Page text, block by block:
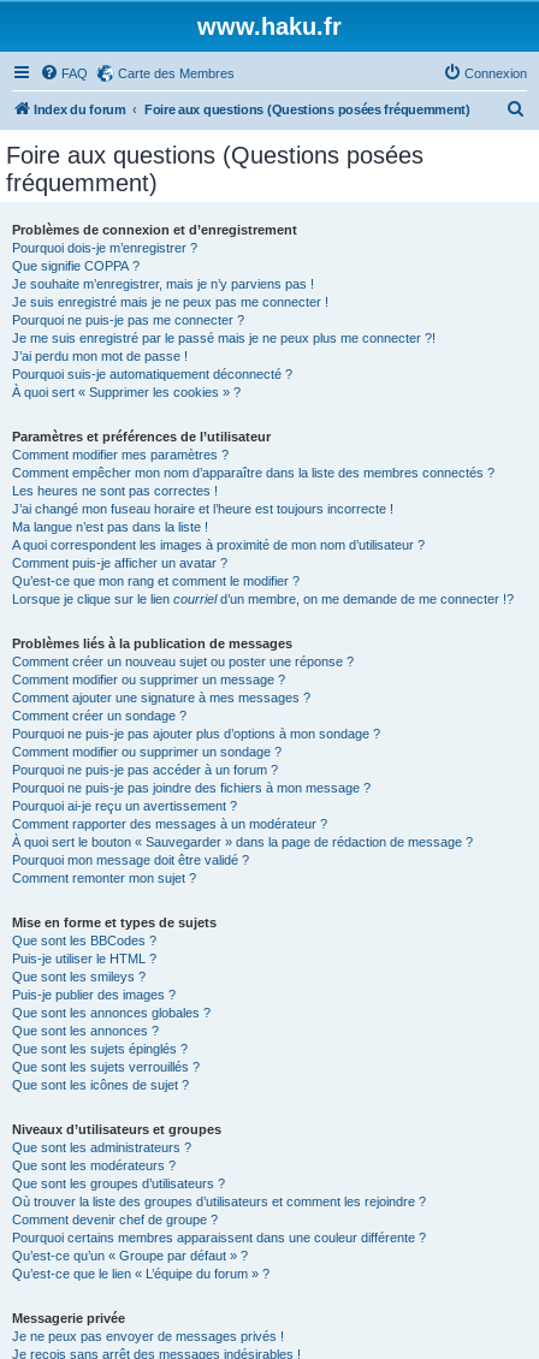
www.haku.fr
FAQ Carte des Membres Connexion
Index du forum Foire aux questions (Questions posées fréquemment)
Foire aux questions (Questions posées
fréquemment)
Problèmes de connexion et d’enregistrement
Pourquoi dois-je m’enregistrer ?
Que signifie COPPA ?
Je souhaite m’enregistrer, mais je n’y parviens pas !
Je suis enregistré mais je ne peux pas me connecter !
Pourquoi ne puis-je pas me connecter ?
Je me suis enregistré par le passé mais je ne peux plus me connecter ?!
J’ai perdu mon mot de passe !
Pourquoi suis-je automatiquement déconnecté ?
À quoi sert « Supprimer les cookies » ?
Paramètres et préférences de l’utilisateur
Comment modifier mes paramètres ?
Comment empêcher mon nom d’apparaître dans la liste des membres connectés ?
Les heures ne sont pas correctes !
J’ai changé mon fuseau horaire et l’heure est toujours incorrecte !
Ma langue n’est pas dans la liste !
A quoi correspondent les images à proximité de mon nom d’utilisateur ?
Comment puis-je afficher un avatar ?
Qu’est-ce que mon rang et comment le modifier ?
Lorsque je clique sur le lien courrield’un membre, on me demande de me connecter !?
Problèmes liés à la publication de messages
Comment créer un nouveau sujet ou poster une réponse ?
Comment modifier ou supprimer un message ?
Comment ajouter une signature à mes messages ?
Comment créer un sondage ?
Pourquoi ne puis-je pas ajouter plus d’options à mon sondage ?
Comment modifier ou supprimer un sondage ?
Pourquoi ne puis-je pas accéder à un forum ?
Pourquoi ne puis-je pas joindre des fichiers à mon message ?
Pourquoi ai-je reçu un avertissement ?
Comment rapporter des messages à un modérateur ?
À quoi sert le bouton « Sauvegarder » dans la page de rédaction de message ?
Pourquoi mon message doit être validé ?
Comment remonter mon sujet ?
Mise en forme et types de sujets
Que sont les BBCodes ?
Puis-je utiliser le HTML ?
Que sont les smileys ?
Puis-je publier des images ?
Que sont les annonces globales ?
Que sont les annonces ?
Que sont les sujets épinglés ?
Que sont les sujets verrouillés ?
Que sont les icônes de sujet ?
Niveaux d’utilisateurs et groupes
Que sont les administrateurs ?
Que sont les modérateurs ?
Que sont les groupes d’utilisateurs ?
Où trouver la liste des groupes d’utilisateurs et comment les rejoindre ?
Comment devenir chef de groupe ?
Pourquoi certains membres apparaissent dans une couleur différente ?
Qu’est-ce qu’un « Groupe par défaut » ?
Qu’est-ce que le lien « L’équipe du forum » ?
Messagerie privée
Je ne peux pas envoyer de messages privés !
Je reçois sans arrêt des messages indésirables !